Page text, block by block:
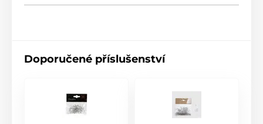
Doporučené příslušenství